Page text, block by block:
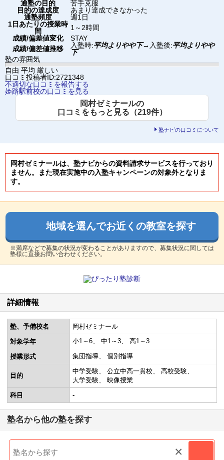
通塾の目的
苦手克服
目的の達成度
あまり達成できなかった
通塾頻度
週1日
1日あたりの授業時
間
1～2時間
成績/偏差値変化
STAY
成績/偏差値推移
入塾時:平均よりやや下→ 入塾後:平均よりやや
下
塾の雰囲気
自由 平均 厳しい
口コミ投稿者ID:2721348
不適切な口コミを報告する
姫路駅前校の口コミを見る
岡村ゼミナールの
口コミをもっと見る（219件）
塾ナビの口コミについて
岡村ゼミナールは、塾ナビからの資料請求サービスを行っており
ません。また現在実施中の入塾キャンペーンの対象外となりま
す。
地域を選んでお近くの教室を探す
※満席などで募集の状況が変わることがありますので、募集状況に関しては
塾様に直接お問い合わせください。
詳細情報
塾、予備校名
岡村ゼミナール
対象学年
小1～6 中1～3 高1～3
授業形式 集団指導 個別指導
目的
中学受験 公立中高一貫校
高校受験
大学受験
映像授業
科目
-
塾名から他の塾を探す
×